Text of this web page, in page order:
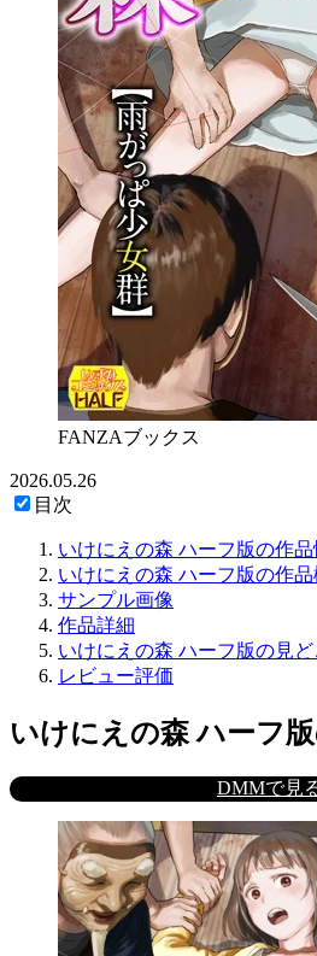
FANZAブックス
2026.05.26
目次
いけにえの森 ハーフ版の作品
いけにえの森 ハーフ版の作
サンプル画像
作品詳細
いけにえの森 ハーフ版の見ど
レビュー評価
いけにえの森 ハーフ
DMMで見